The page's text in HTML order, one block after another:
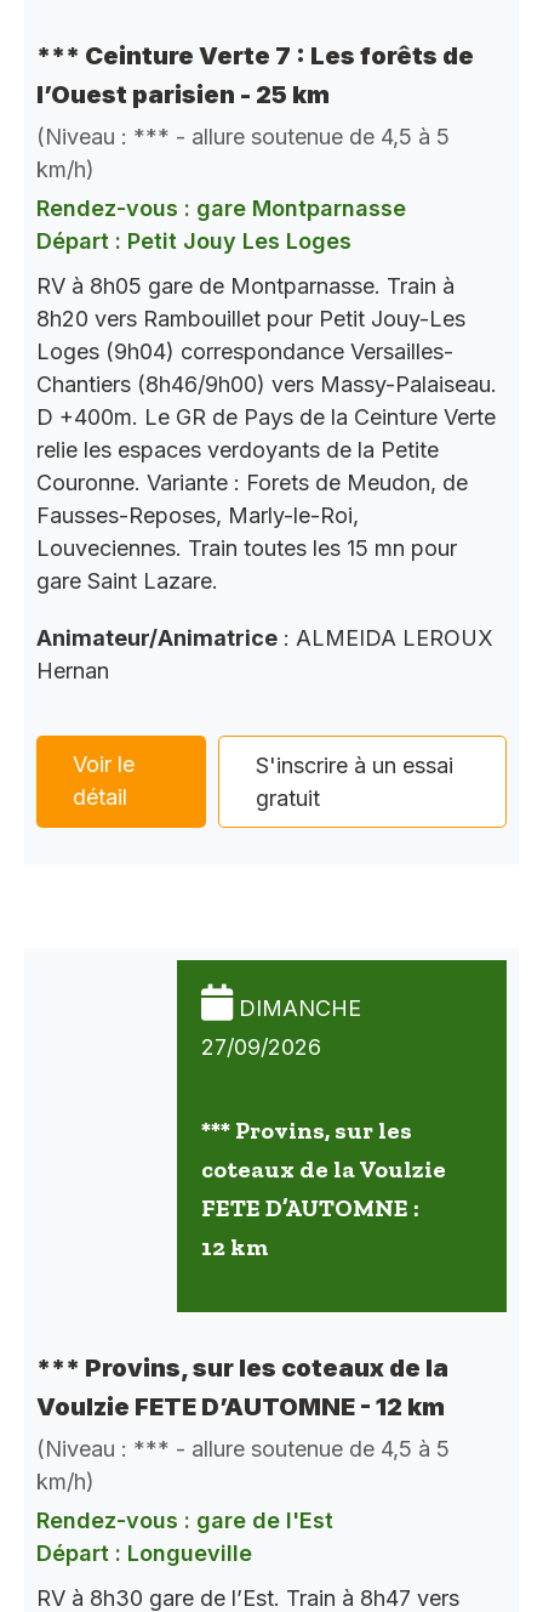
*** Ceinture Verte 7 : Les forêts de
l’Ouest parisien - 25 km
(Niveau : *** - allure soutenue de 4,5 à 5
km/h)
Rendez-vous : gare Montparnasse
Départ : Petit Jouy Les Loges
RV à 8h05 gare de Montparnasse. Train à
8h20 vers Rambouillet pour Petit Jouy-Les
Loges (9h04) correspondance Versailles-
Chantiers (8h46/9h00) vers Massy-Palaiseau.
D +400m. Le GR de Pays de la Ceinture Verte
relie les espaces verdoyants de la Petite
Couronne. Variante : Forets de Meudon, de
Fausses-Reposes, Marly-le-Roi,
Louveciennes. Train toutes les 15 mn pour
gare Saint Lazare.
Animateur/Animatrice : ALMEIDA LEROUX
Hernan
Voir le
détail
S'inscrire à un essai
gratuit
DIMANCHE
27/09/2026
*** Provins, sur les
coteaux de la Voulzie
FETE D’AUTOMNE :
12 km
*** Provins, sur les coteaux de la
Voulzie FETE D’AUTOMNE - 12 km
(Niveau : *** - allure soutenue de 4,5 à 5
km/h)
Rendez-vous : gare de l'Est
Départ : Longueville
RV à 8h30 gare de l’Est. Train à 8h47 vers